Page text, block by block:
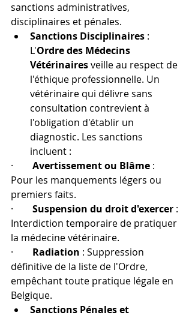
sanctions administratives,
disciplinaires et pénales.
Sanctions Disciplinaires :
L'Ordre des Médecins
Vétérinaires veille au respect de
l'éthique professionnelle. Un
vétérinaire qui délivre sans
consultation contrevient à
l'obligation d'établir un
diagnostic. Les sanctions
incluent :
· Avertissement ou Blâme :
Pour les manquements légers ou
premiers faits.
· Suspension du droit d'exercer :
Interdiction temporaire de pratiquer
la médecine vétérinaire.
· Radiation : Suppression
définitive de la liste de l'Ordre,
empêchant toute pratique légale en
Belgique.
Sanctions Pénales et